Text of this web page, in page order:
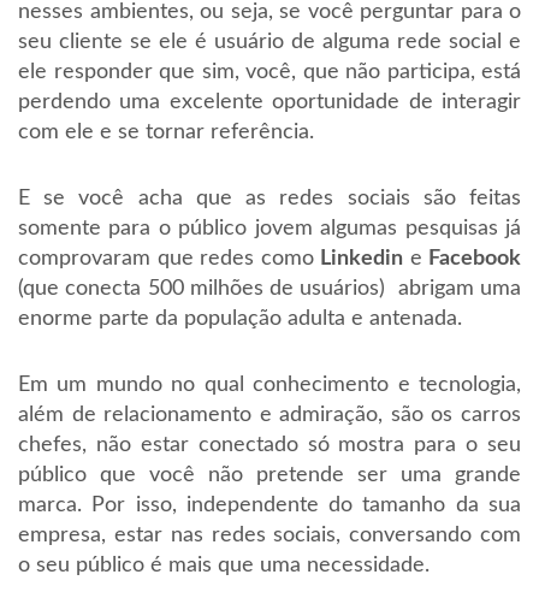
nesses ambientes, ou seja, se você perguntar para o
seu cliente se ele é usuário de alguma rede social e
ele responder que sim, você, que não participa, está
perdendo uma excelente oportunidade de interagir
com ele e se tornar referência.
E se você acha que as redes sociais são feitas
somente para o público jovem algumas pesquisas já
comprovaram que redes como Linkedin e Facebook
(que conecta 500 milhões de usuários) abrigam uma
enorme parte da população adulta e antenada.
Em um mundo no qual conhecimento e tecnologia,
além de relacionamento e admiração, são os carros
chefes, não estar conectado só mostra para o seu
público que você não pretende ser uma grande
marca. Por isso, independente do tamanho da sua
empresa, estar nas redes sociais, conversando com
o seu público é mais que uma necessidade.